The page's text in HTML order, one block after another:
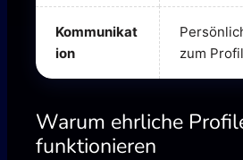
Kommunikat
ion
zum Profil
Warum ehrliche
funktionieren